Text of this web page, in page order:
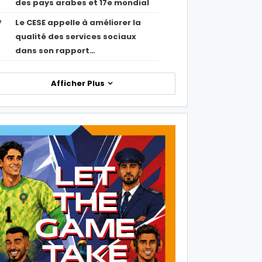
des pays arabes et 17e mondial
Le CESE appelle à améliorer la
qualité des services sociaux
dans son rapport…
Afficher Plus